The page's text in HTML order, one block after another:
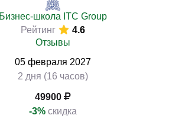
Бизнес-школа ITC Group
Рейтинг
4.6
Отзывы
05 февраля 2027
2 дня (16 часов)
49900
-3% скидка